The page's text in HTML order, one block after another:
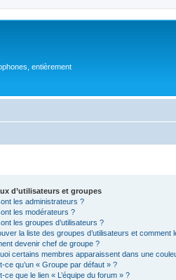
entièrement
d’utilisateurs et groupes
les administrateurs ?
les modérateurs ?
les groupes d’utilisateurs ?
la liste des groupes d’utilisateurs et comment
devenir chef de groupe ?
certains membres apparaissent dans une
ce qu’un « Groupe par défaut » ?
ce que le lien « L’équipe du forum » ?